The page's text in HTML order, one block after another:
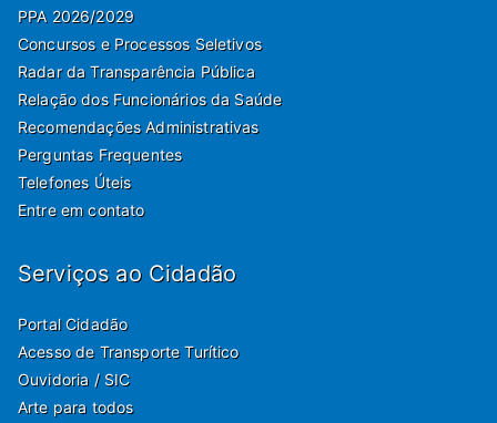
PPA 2026/2029
Concursos e Processos Seletivos
Radar da Transparência Pública
Relação dos Funcionários da Saúde
Recomendações Administrativas
Perguntas Frequentes
Telefones Úteis
Entre em contato
Serviços ao Cidadão
Portal Cidadão
Acesso de Transporte Turítico
Ouvidoria / SIC
Arte para todos